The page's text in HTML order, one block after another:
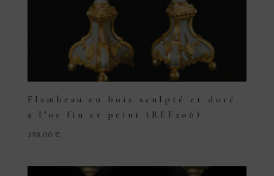
Flambeau en bois sculpté et doré
à l’or fin et peint (REF206)
598,00 €